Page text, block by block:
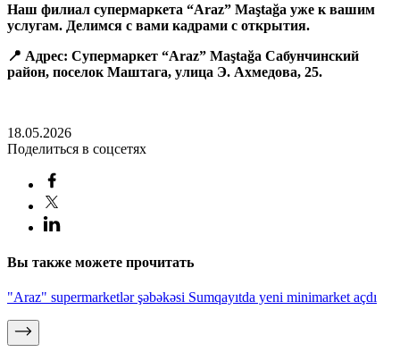
Наш филиал супермаркета “Araz” Maştağa уже к вашим
услугам. Делимся с вами кадрами с открытия.
📍 Адрес: Супермаркет “Araz” Maştağa Сабунчинский
район, поселок Маштага, улица Э. Ахмедова, 25.
18.05.2026
Поделиться в соцсетях
Вы также можете прочитать
"Araz" supermarketlər şəbəkəsi Sumqayıtda yeni minimarket açdı